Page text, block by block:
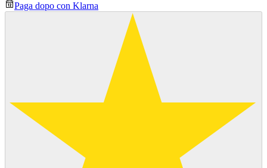
Paga dopo con Klarna